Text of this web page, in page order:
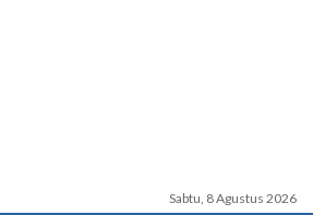
Sabtu, 8 Agustus 2026